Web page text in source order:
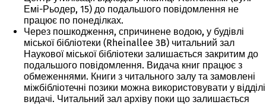
Емі-Рьодер, 15) до подальшого повідомлення не
працює по понеділках.
Через пошкодження, спричинене водою, у будівлі
міської бібліотеки (Rheinallee 3B) читальний зал
Наукової міської бібліотеки залишається закритим до
подальшого повідомлення. Видача книг працює з
обмеженнями. Книги з читального залу та замовлені
міжбібліотечні позики можна використовувати у відділі
видачі. Читальний зал архіву поки що залишається